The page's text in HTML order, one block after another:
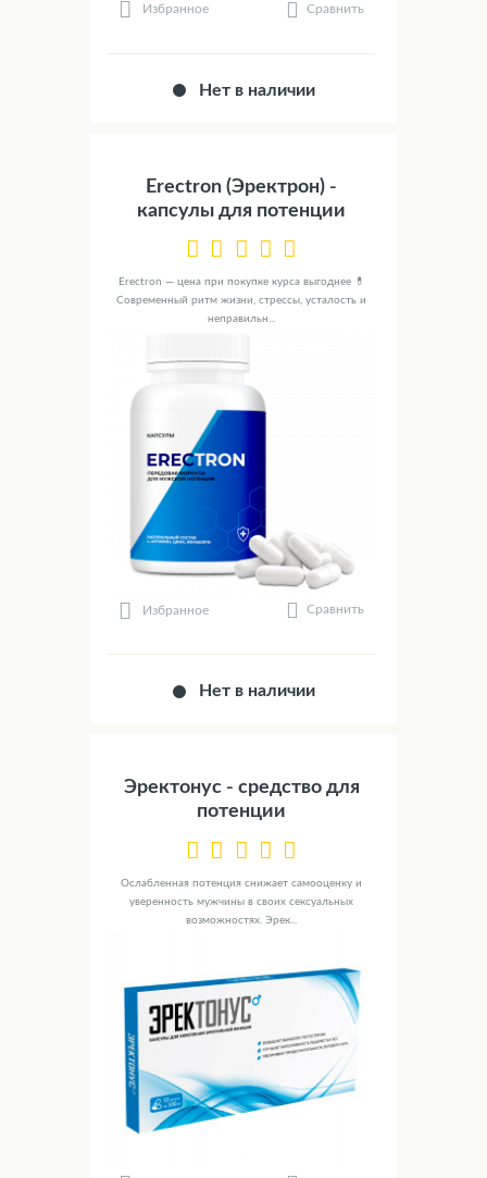
Избранное Сравнить
Нет в наличии
Erectron (Эректрон) -
капсулы для потенции
Erectron — цена при покупке курса выгоднее 💊
Современный ритм жизни, стрессы, усталость и
неправильн...
Избранное Сравнить
Нет в наличии
Эректонус - средство для
потенции
Ослабленная потенция снижает самооценку и
уверенность мужчины в своих сексуальных
возможностях. Эрек...